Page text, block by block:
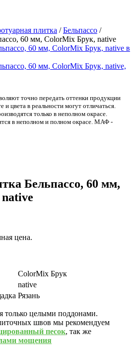
плитка /Бельпассо /
60 мм, ColorMix Брук, native
точно передать оттенки продукции
и цвета в реальности могут отличаться.
только в неполном окрасе.
в неполном и полном окрасе. МАФ -
Бельпассо, 60 мм,
цена.
ColorMix Брук
native
Рязань
только целыми поддонами.
швов мы рекомендуем
песок, так же
мощения